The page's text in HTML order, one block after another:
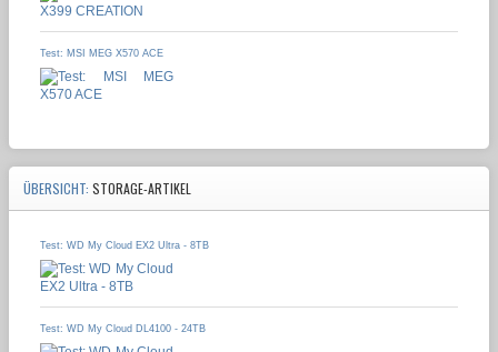
Test: MSI MEG X570 ACE
ÜBERSICHT: STORAGE-ARTIKEL
Test: WD My Cloud EX2 Ultra - 8TB
Test: WD My Cloud DL4100 - 24TB